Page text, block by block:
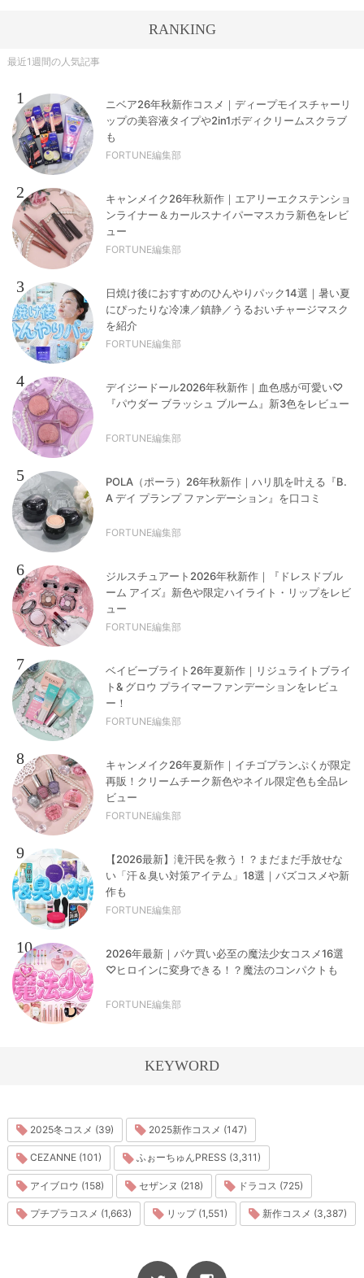
RANKING
最近1週間の人気記事
1
ニベア26年秋新作コスメ｜ディープモイスチャーリ
ップの美容液タイプや2in1ボディクリームスクラブ
も
FORTUNE編集部
2
キャンメイク26年秋新作｜エアリーエクステンショ
ンライナー＆カールスナイパーマスカラ新色をレビ
ュー
FORTUNE編集部
3
日焼け後におすすめのひんやりパック14選｜暑い夏
にぴったりな冷凍／鎮静／うるおいチャージマスク
を紹介
FORTUNE編集部
4
デイジードール2026年秋新作｜血色感が可愛い♡
『パウダー ブラッシュ ブルーム』新3色をレビュー
FORTUNE編集部
5
POLA（ポーラ）26年秋新作｜ハリ肌を叶える『B.
A デイ プランプ ファンデーション』を口コミ
FORTUNE編集部
6
ジルスチュアート2026年秋新作｜『ドレスドブル
ーム アイズ』新色や限定ハイライト・リップをレビ
ュー
FORTUNE編集部
7
ベイビーブライト26年夏新作｜リジュライトブライ
ト& グロウ プライマーファンデーションをレビュ
ー！
FORTUNE編集部
8
キャンメイク26年夏新作｜イチゴプランぷくが限定
再販！クリームチーク新色やネイル限定色も全品レ
ビュー
FORTUNE編集部
9
【2026最新】滝汗民を救う！？まだまだ手放せな
い「汗＆臭い対策アイテム」18選｜バズコスメや新
作も
FORTUNE編集部
10
2026年最新｜パケ買い必至の魔法少女コスメ16選
♡ヒロインに変身できる！？魔法のコンパクトも
FORTUNE編集部
KEYWORD
2025冬コスメ (39) 2025新作コスメ (147)
CEZANNE (101) ふぉーちゅんPRESS (3,311)
アイブロウ (158) セザンヌ (218) ドラコス (725)
プチプラコスメ (1,663) リップ (1,551) 新作コスメ (3,387)